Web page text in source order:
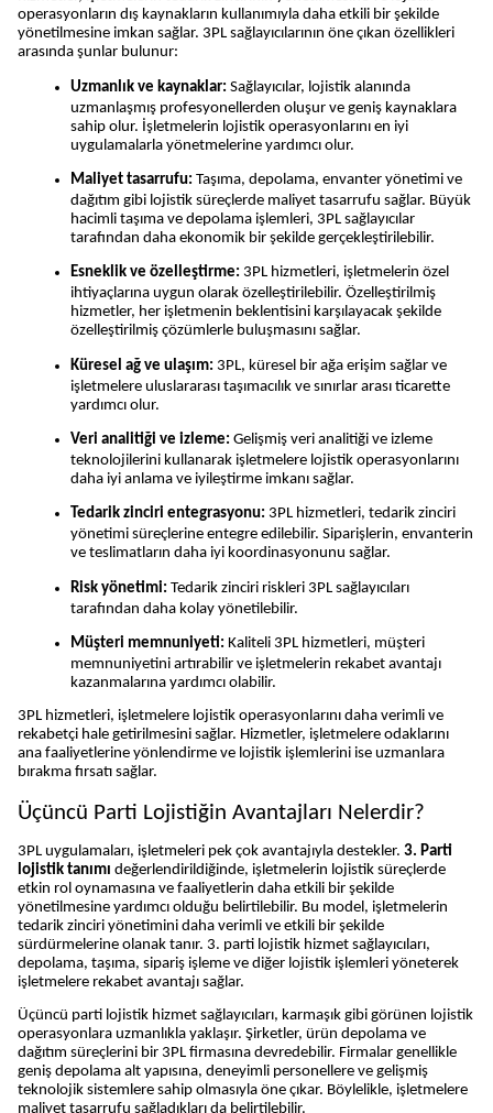
operasyonların dış kaynakların kullanımıyla daha etkili bir şekilde
yönetilmesine imkan sağlar. 3PL sağlayıcılarının öne çıkan özellikleri
arasında şunlar bulunur:
Uzmanlık ve kaynaklar: Sağlayıcılar, lojistik alanında
uzmanlaşmış profesyonellerden oluşur ve geniş kaynaklara
sahip olur. İşletmelerin lojistik operasyonlarını en iyi
uygulamalarla yönetmelerine yardımcı olur.
Maliyet tasarrufu: Taşıma, depolama, envanter yönetimi ve
dağıtım gibi lojistik süreçlerde maliyet tasarrufu sağlar. Büyük
hacimli taşıma ve depolama işlemleri, 3PL sağlayıcılar
tarafından daha ekonomik bir şekilde gerçekleştirilebilir.
Esneklik ve özelleştirme: 3PL hizmetleri, işletmelerin özel
ihtiyaçlarına uygun olarak özelleştirilebilir. Özelleştirilmiş
hizmetler, her işletmenin beklentisini karşılayacak şekilde
özelleştirilmiş çözümlerle buluşmasını sağlar.
Küresel ağ ve ulaşım: 3PL, küresel bir ağa erişim sağlar ve
işletmelere uluslararası taşımacılık ve sınırlar arası ticarette
yardımcı olur.
Veri analitiği ve izleme: Gelişmiş veri analitiği ve izleme
teknolojilerini kullanarak işletmelere lojistik operasyonlarını
daha iyi anlama ve iyileştirme imkanı sağlar.
Tedarik zinciri entegrasyonu: 3PL hizmetleri, tedarik zinciri
yönetimi süreçlerine entegre edilebilir. Siparişlerin, envanterin
ve teslimatların daha iyi koordinasyonunu sağlar.
Risk yönetimi: Tedarik zinciri riskleri 3PL sağlayıcıları
tarafından daha kolay yönetilebilir.
Müşteri memnuniyeti: Kaliteli 3PL hizmetleri, müşteri
memnuniyetini artırabilir ve işletmelerin rekabet avantajı
kazanmalarına yardımcı olabilir.
3PL hizmetleri, işletmelere lojistik operasyonlarını daha verimli ve
rekabetçi hale getirilmesini sağlar. Hizmetler, işletmelere odaklarını
ana faaliyetlerine yönlendirme ve lojistik işlemlerini ise uzmanlara
bırakma fırsatı sağlar.
Üçüncü Parti Lojistiğin Avantajları Nelerdir?
3PL uygulamaları, işletmeleri pek çok avantajıyla destekler. 3. Parti
lojistik tanımı değerlendirildiğinde, işletmelerin lojistik süreçlerde
etkin rol oynamasına ve faaliyetlerin daha etkili bir şekilde
yönetilmesine yardımcı olduğu belirtilebilir. Bu model, işletmelerin
tedarik zinciri yönetimini daha verimli ve etkili bir şekilde
sürdürmelerine olanak tanır. 3. parti lojistik hizmet sağlayıcıları,
depolama, taşıma, sipariş işleme ve diğer lojistik işlemleri yöneterek
işletmelere rekabet avantajı sağlar.
Üçüncü parti lojistik hizmet sağlayıcıları, karmaşık gibi görünen lojistik
operasyonlara uzmanlıkla yaklaşır. Şirketler, ürün depolama ve
dağıtım süreçlerini bir 3PL firmasına devredebilir. Firmalar genellikle
geniş depolama alt yapısına, deneyimli personellere ve gelişmiş
teknolojik sistemlere sahip olmasıyla öne çıkar. Böylelikle, işletmelere
maliyet tasarrufu sağladıkları da belirtilebilir.